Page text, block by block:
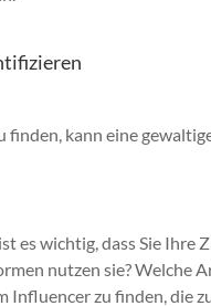
kann eine
es wichtig, dass Sie
nutzen sie? Welche
Influencer zu finden, die